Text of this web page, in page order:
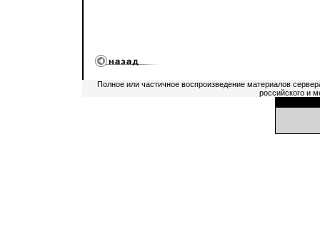
Полное или частичное воспроизведение материалов
российского и